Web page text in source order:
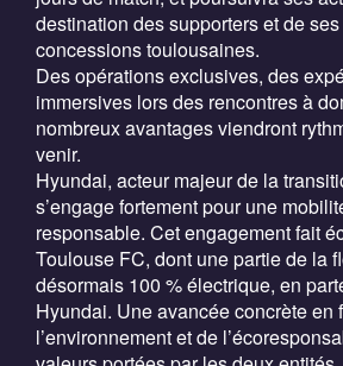
destination des supporters et de
concessions toulousaines.
Des opérations exclusives, des
immersives lors des rencontres à
nombreux avantages viendront
venir.
Hyundai, acteur majeur de la
s’engage fortement pour une
responsable. Cet engagement fait
Toulouse FC, dont une partie de la
désormais 100 % électrique, en
Hyundai. Une avancée concrète en
l’environnement et de